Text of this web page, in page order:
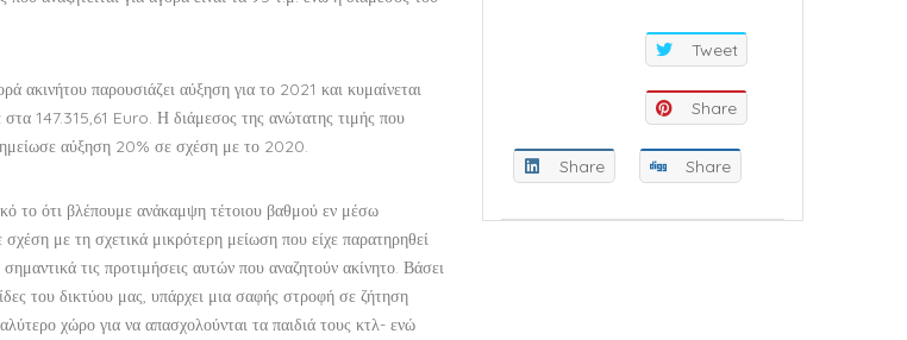
ακινήτου παρουσιάζει αύξηση για το 2021 και κυμαίνεται
147.315,61 Euro. Η διάμεσος της ανώτατης τιμής που
αύξηση 20% σε σχέση με το 2020.
το ότι βλέπουμε ανάκαμψη τέτοιου βαθμού εν μέσω
με τη σχετικά μικρότερη μείωση που είχε παρατηρηθεί
τις προτιμήσεις αυτών που αναζητούν ακίνητο. Βάσει
του δικτύου μας, υπάρχει μια σαφής στροφή σε ζήτηση
χώρο για να απασχολούνται τα παιδιά τους κτλ- ενώ
Tweet
Share
Share Share